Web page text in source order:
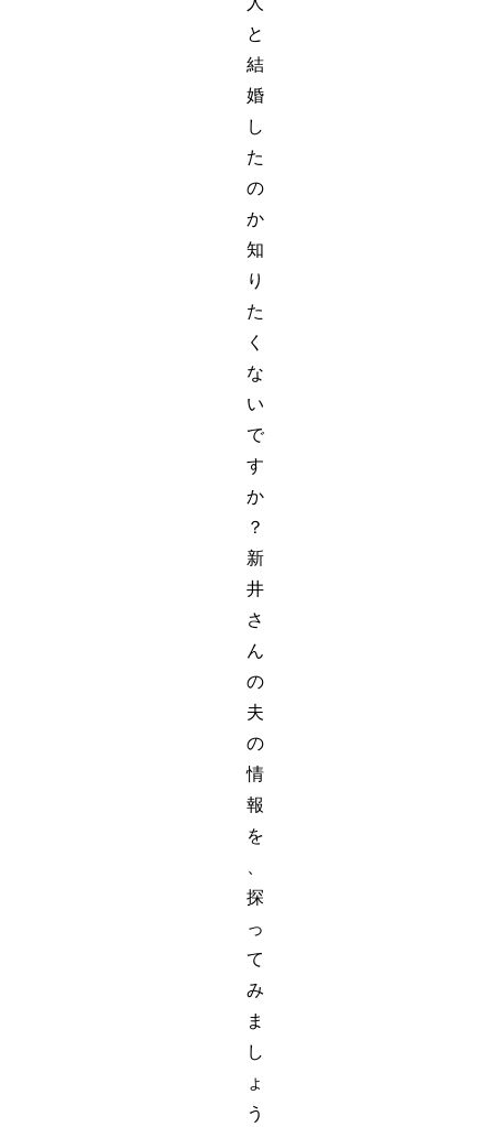
と
結
婚
し
た
の
か
知
り
た
く
な
い
で
す
か
？
新
井
さ
ん
の
夫
の
情
報
を
探
っ
て
み
ま
し
ょ
う